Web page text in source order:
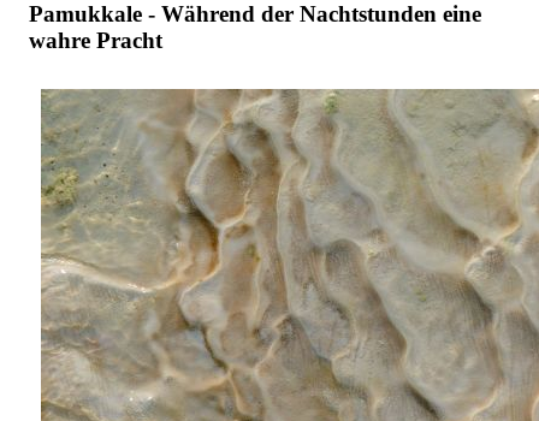
Pamukkale - Während der Nachtstunden eine
wahre Pracht